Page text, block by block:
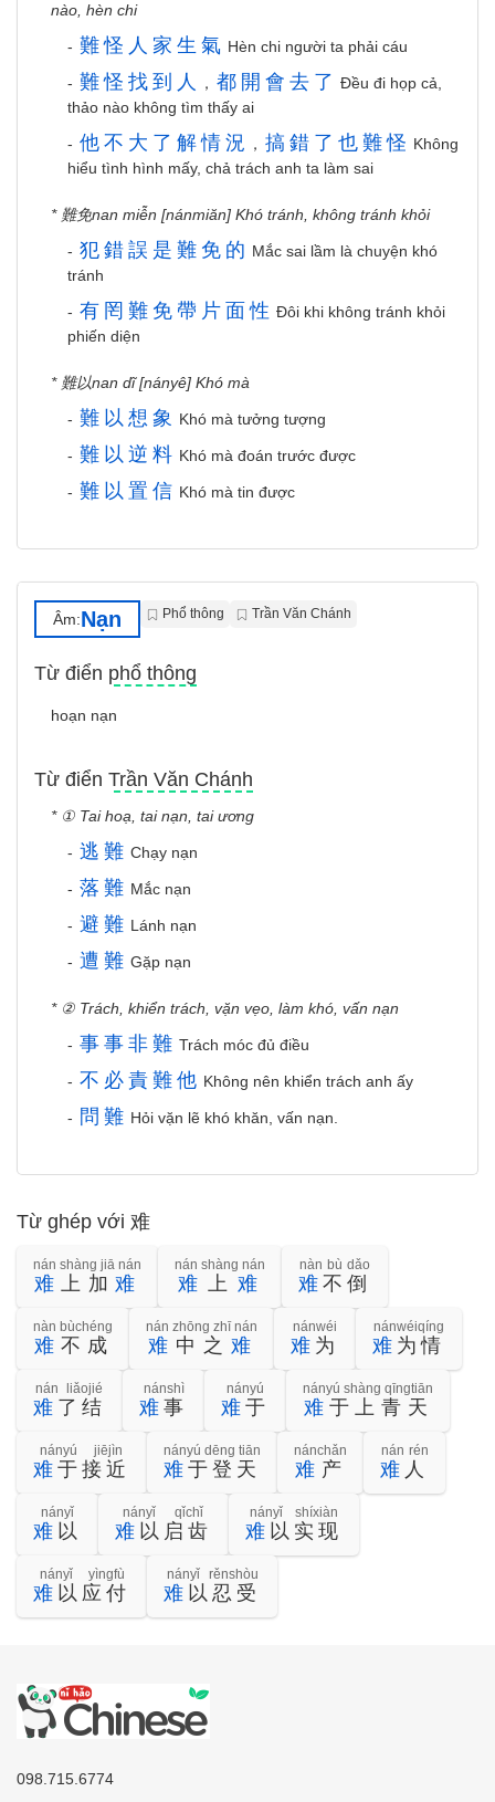
nào, hèn chi
- 難 怪 人 家 生 氣 Hèn chi người ta phải cáu
- 難 怪 找 到 人 ， 都 開 會 去 了 Đều đi họp cả,
thảo nào không tìm thấy ai
- 他 不 大 了 解 情 況 ， 搞 錯 了 也 難 怪 Không
hiểu tình hình mấy, chả trách anh ta làm sai
* 難免nan miễn [nánmiăn] Khó tránh, không tránh khỏi
- 犯 錯 誤 是 難 免 的 Mắc sai lầm là chuyện khó
tránh
- 有 罔 難 免 帶 片 面 性 Đôi khi không tránh khỏi
phiến diện
* 難以nan dĩ [nányê] Khó mà
- 難 以 想 象 Khó mà tưởng tượng
- 難 以 逆 料 Khó mà đoán trước được
- 難 以 置 信 Khó mà tin được
Âm:Nạn Phổ thông Trần Văn Chánh
Từ điển phổ thông
hoạn nạn
Từ điển Trần Văn Chánh
* ① Tai hoạ, tai nạn, tai ương
- 逃 難 Chạy nạn
- 落 難 Mắc nạn
- 避 難 Lánh nạn
- 遭 難 Gặp nạn
* ② Trách, khiển trách, vặn vẹo, làm khó, vấn nạn
- 事 事 非 難 Trách móc đủ điều
- 不 必 責 難 他 Không nên khiển trách anh ấy
- 問 難 Hỏi vặn lẽ khó khăn, vấn nạn.
Từ ghép với 难
难上加难
nán shàng jiā nán
难 上 难
nán shàng nán
难 不倒
nàn bù dǎo
难 不成
nàn bùchéng
难 中之 难
nán zhōng zhī nán
难 为
nánwéi
难 为情
nánwéiqíng
难 了结
nán liǎojié
难 事
nánshì
难 于
nányú
难 于上青天
nányú shàng qīngtiān
难 于接近
nányú jiējìn
难 于登天
nányú dēng tiān
难 产
nánchǎn
难 人
nán rén
难 以
nányǐ
难 以启齿
nányǐ qǐchǐ
难 以实现
nányǐ shíxiàn
难 以应付
nányǐ yìngfù
难 以忍受
nányǐ rěnshòu
098.715.6774